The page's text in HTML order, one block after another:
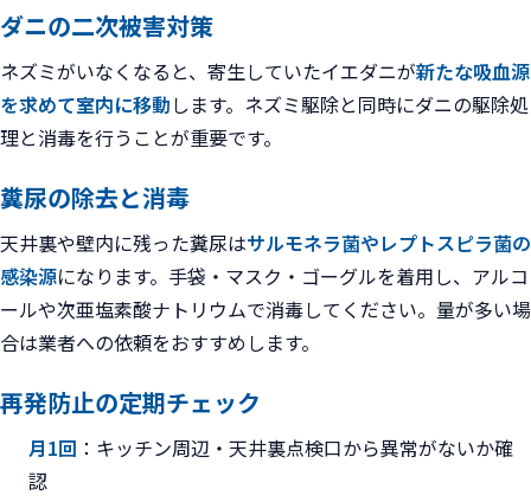
ダニの二次被害対策
ネズミがいなくなると、寄生していたイエダニが新たな吸血源
を求めて室内に移動します。ネズミ駆除と同時にダニの駆除処
理と消毒を行うことが重要です。
糞尿の除去と消毒
天井裏や壁内に残った糞尿はサルモネラ菌やレプトスピラ菌の
感染源になります。手袋・マスク・ゴーグルを着用し、アルコ
ールや次亜塩素酸ナトリウムで消毒してください。量が多い場
合は業者への依頼をおすすめします。
再発防止の定期チェック
月1回 ：キッチン周辺・天井裏点検口から異常がないか確
認